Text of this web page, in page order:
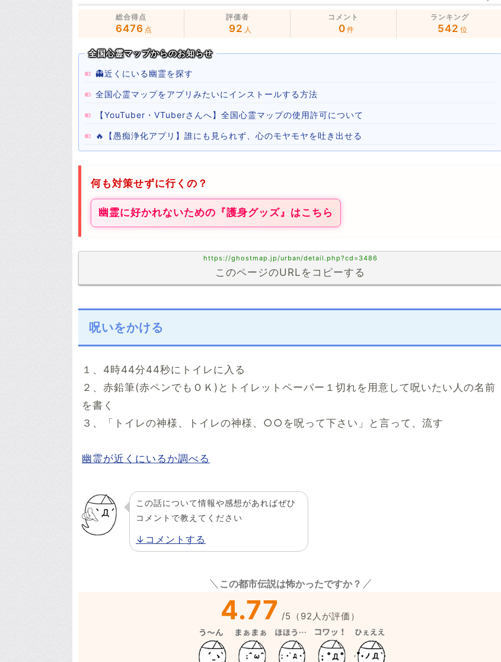
総合得点
6476 点
評価者
92 人
コメント
0 件
ランキング
542 位
全国心霊マップからのお知らせ
👻近くにいる幽霊を探す
全国心霊マップをアプリみたいにインストールする方法
【YouTuber・VTuberさんへ】全国心霊マップの使用許可について
🔥【愚痴浄化アプリ】誰にも見られず、心のモヤモヤを吐き出せる
何も対策せずに行くの？
幽霊に好かれないための『護身グッズ』はこちら
https://ghostmap.jp/urban/detail.php?cd=3486
このページのURLをコピーする
呪いをかける
１、4時44分44秒にトイレに入る
２、赤鉛筆(赤ペンでもＯＫ)とトイレットペーパー１切れを用意して呪いたい人の名前
を書く
３、「トイレの神様、トイレの神様、○○を呪って下さい」と言って、流す
幽霊が近くにいるか調べる
この話について情報や感想があればぜひ
コメントで教えてください
↓コメントする
この都市伝説は怖かったですか？
4.77 /5 （ 92 人が評価）